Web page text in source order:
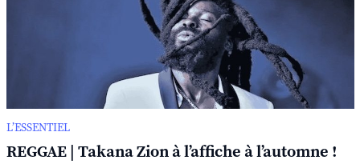
L’ESSENTIEL
REGGAE | Takana Zion à l’affiche à l’automne !